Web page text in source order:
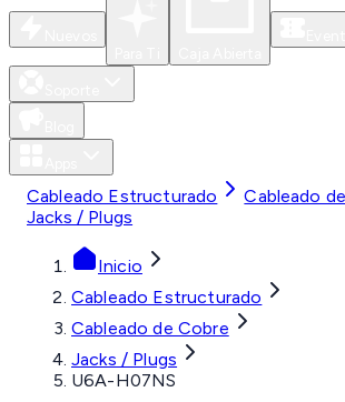
Cableado Estructurado
Cableado
Jacks / Plugs
Inicio
Cableado Estructurado
Cableado de Cobre
Jacks / Plugs
U6A-H07NS